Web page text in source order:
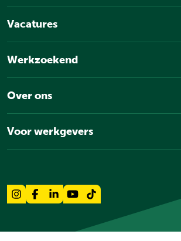
Vacatures
Werkzoekend
Over ons
Voor werkgevers